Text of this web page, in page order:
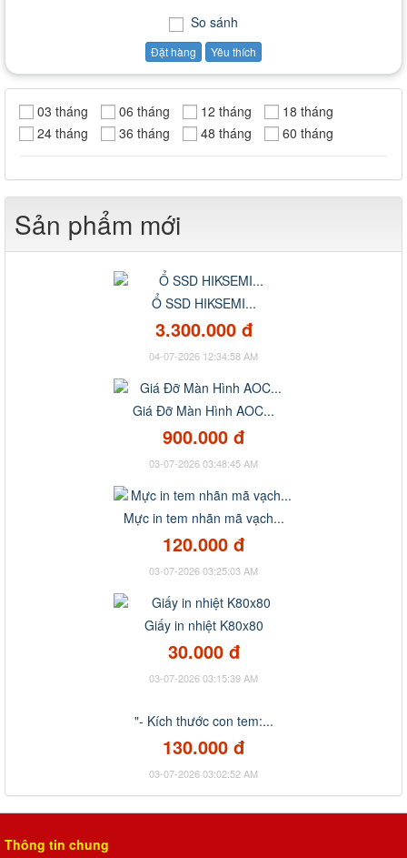
So sánh
Đặt hàng Yêu thích
03 tháng 06 tháng 12 tháng
18 tháng
24 tháng
36 tháng 48 tháng 60 tháng
Sản phẩm mới
Ổ SSD HIKSEMI...
3.300.000 đ
04-07-2026 12:34:58 AM
Giá Đỡ Màn Hình AOC...
900.000 đ
03-07-2026 03:48:45 AM
Mực in tem nhãn mã vạch...
120.000 đ
03-07-2026 03:25:03 AM
Giấy in nhiệt K80x80
30.000 đ
03-07-2026 03:15:39 AM
"- Kích thước con tem:...
130.000 đ
03-07-2026 03:02:52 AM
Thông tin chung